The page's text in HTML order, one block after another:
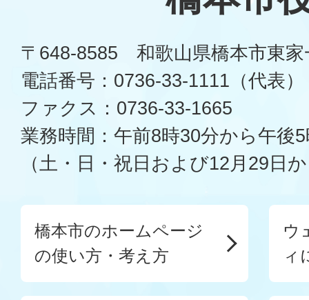
〒648-8585 和歌山県橋本市東家
電話番号：0736-33-1111（代表）
ファクス：0736-33-1665
業務時間：午前8時30分から午後
（土・日・祝日および12月29日
橋本市のホームページ
の使い方・考え方
ウ
ィ